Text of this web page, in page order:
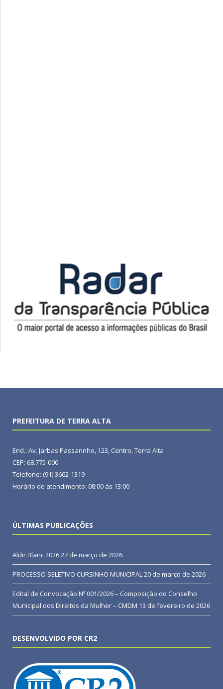
PREFEITURA DE TERRA ALTA
End.: Av. Jarbas Passarinho, 123, Centro, Terra Alta
CEP: 68.775-000
Telefone: (91) 3662-1319
Horário de atendimento: 08:00 às 13:00
ÚLTIMAS PUBLICAÇÕES
Aldir Blanc 202627 de março de 2026
PROCESSO SELETIVO CURSINHO MUNICIPAL20 de março de 2026
Edital de Convocação Nº 001/2026 – Composição do Conselho
Municipal dos Direitos da Mulher – CMDM 13 de fevereiro de 2026
DESENVOLVIDO POR CR2